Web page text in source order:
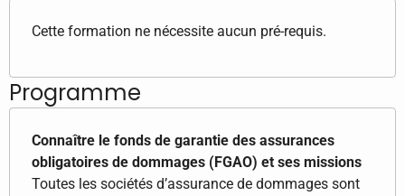
Cette formation ne nécessite aucun pré-requis.
Programme
Connaître le fonds de garantie des assurances
obligatoires de dommages (FGAO) et ses missions
Toutes les sociétés d’assurance de dommages sont